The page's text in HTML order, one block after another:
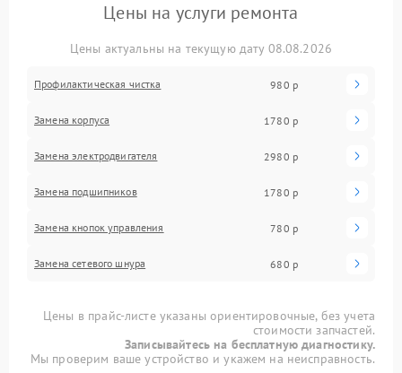
Цены на услуги ремонта
Цены актуальны на текущую дату 08.08.2026
Профилактическая чистка 980 р
Замена корпуса 1780 р
Замена электродвигателя 2980 р
Замена подшипников 1780 р
Замена кнопок управления 780 р
Замена сетевого шнура 680 р
Цены в прайс-листе указаны ориентировочные, без учета
стоимости запчастей.
Записывайтесь на бесплатную диагностику.
Мы проверим ваше устройство и укажем на неисправность.